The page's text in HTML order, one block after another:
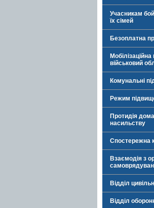
Учасникам
їх сімей
Безоплатна
Мобілізаційна
військовий
Комунальні
Режим
Протидія
насильству
Спостережна
Взаємодія з
Відділ
Відділ